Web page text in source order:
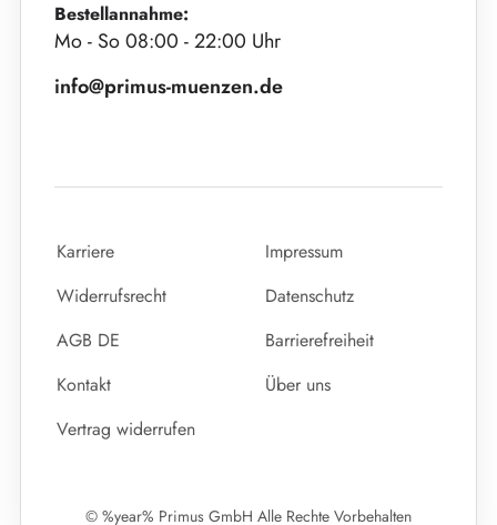
Bestellannahme:
Mo - So 08:00 - 22:00 Uhr
info@primus-muenzen.de
Karriere
Impressum
Widerrufsrecht
Datenschutz
AGB DE
Barrierefreiheit
Kontakt
Über uns
Vertrag widerrufen
© %year% Primus GmbH Alle Rechte Vorbehalten